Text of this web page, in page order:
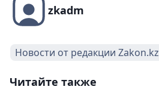
zkadm
Новости от редакции Zakon.kz
Читайте также